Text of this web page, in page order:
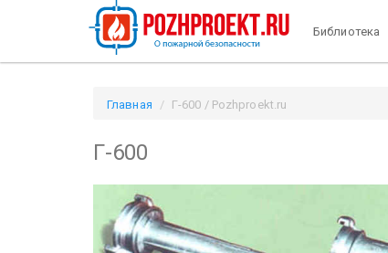
Библиотека
Главная Г-600 / Pozhproekt.ru
Г-600